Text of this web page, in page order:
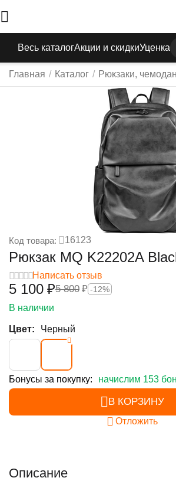
Весь каталогАкции и скидкиУценка
Главная / Каталог / Рюкзаки,
Код товара: 16123
Рюкзак MQ K22202A
Написать отзыв
5 100 ₽5 800 ₽ -12%
В наличии
Цвет: Черный
Бонусы за покупку: начислим 153
В КОРЗИНУ
Отложить
Описание